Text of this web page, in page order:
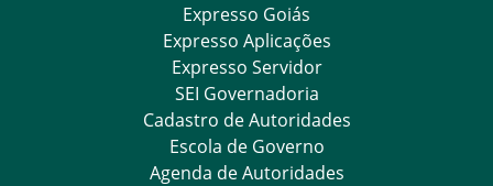
Expresso Goiás
Expresso Aplicações
Expresso Servidor
SEI Governadoria
Cadastro de Autoridades
Escola de Governo
Agenda de Autoridades